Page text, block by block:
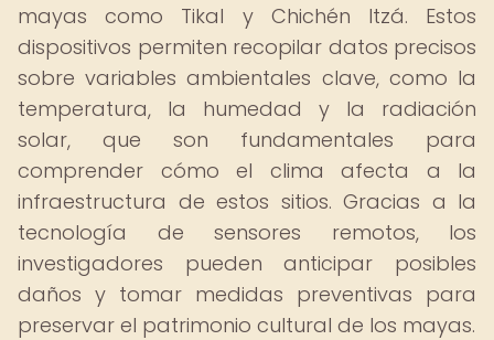
mayas como Tikal y Chichén Itzá. Estos
dispositivos permiten recopilar datos precisos
sobre variables ambientales clave, como la
temperatura, la humedad y la radiación
solar, que son fundamentales para
comprender cómo el clima afecta a la
infraestructura de estos sitios. Gracias a la
tecnología de sensores remotos, los
investigadores pueden anticipar posibles
daños y tomar medidas preventivas para
preservar el patrimonio cultural de los mayas.